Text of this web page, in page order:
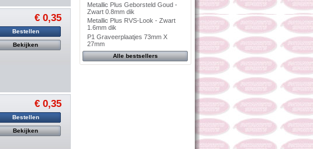
€ 0,35
Bestellen
Bekijken
€ 0,35
Bestellen
Bekijken
Metallic Plus Geborsteld Goud -
Zwart 0.8mm dik
Metallic Plus RVS-Look - Zwart
1.6mm dik
P1 Graveerplaatjes 73mm X
27mm
Alle bestsellers